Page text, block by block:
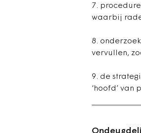
7.
waarbij
8.
vervullen,
9. de
‘hoofd’